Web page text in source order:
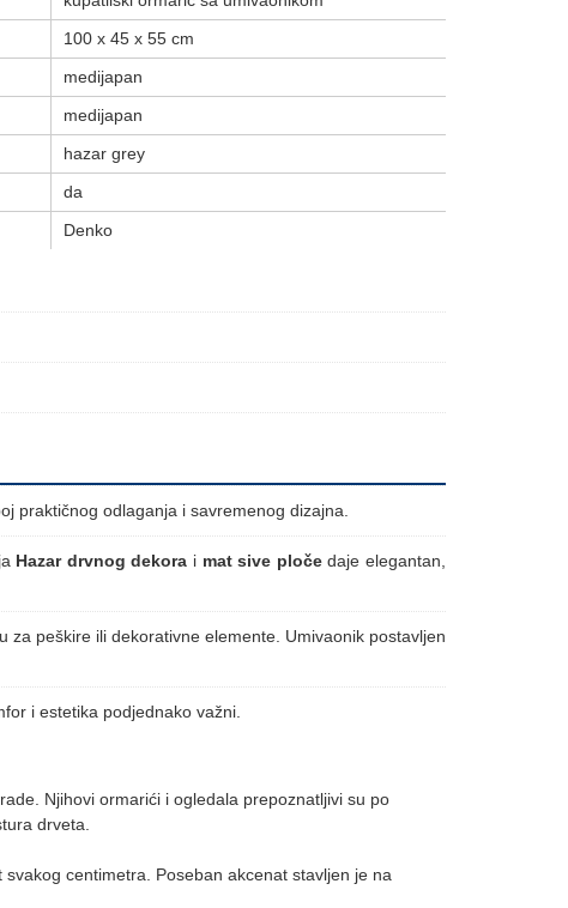
100 x 45 x 55 cm
medijapan
medijapan
hazar grey
da
Denko
praktičnog odlaganja i savremenog dizajna.
Hazar drvnog dekora i mat sive pločedaje elegantan,
za peškire ili dekorativne elemente. Umivaonik postavljen
i estetika podjednako važni.
Njihovi ormarići i ogledala prepoznatljivi su po
drveta.
centimetra. Poseban akcenat stavljen je na